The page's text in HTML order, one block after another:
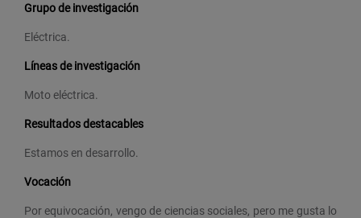
Grupo de investigación
Eléctrica.
Líneas de investigación
Moto eléctrica.
Resultados destacables
Estamos en desarrollo.
Vocación
Por equivocación, vengo de ciencias sociales, pero me gusta lo